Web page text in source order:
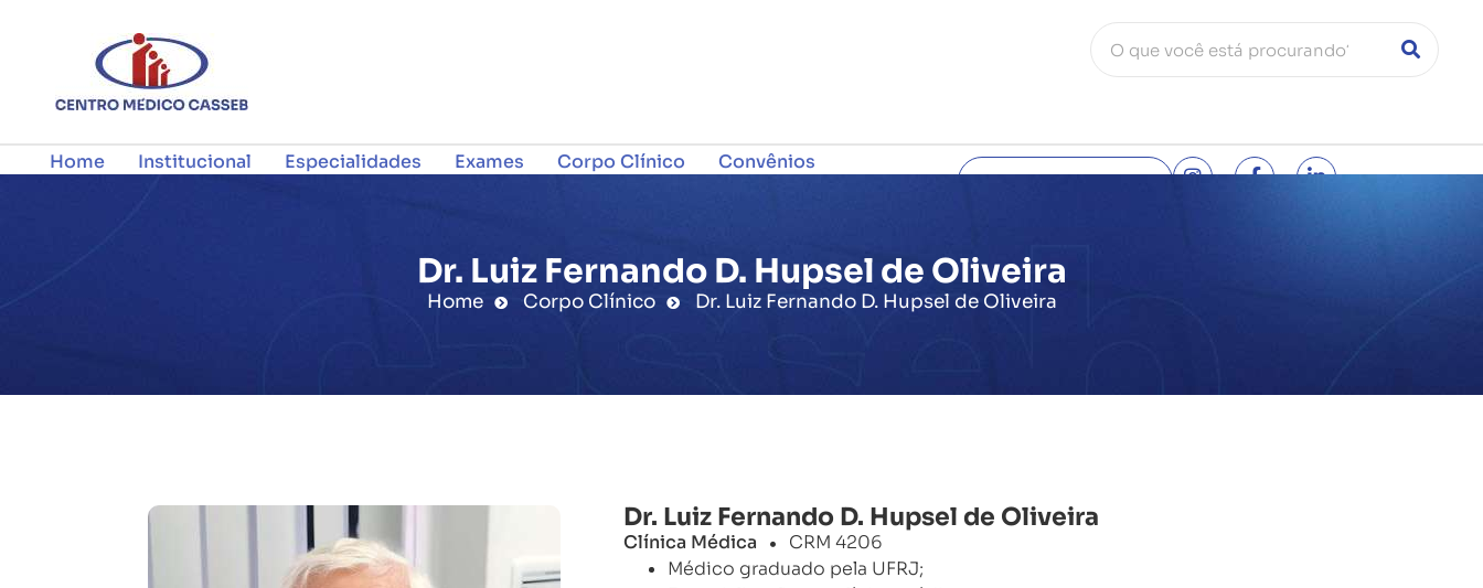
Home Institucional Especialidades Exames Corpo Clínico
Convênios
Dr. Luiz Fernando D. Hupsel de Oliveira
Home Corpo Clínico Dr. Luiz Fernando D. Hupsel de Oliveira
Dr. Luiz Fernando D. Hupsel de Oliveira
Clínica Médica •
CRM 4206
Médico graduado pela UFRJ;